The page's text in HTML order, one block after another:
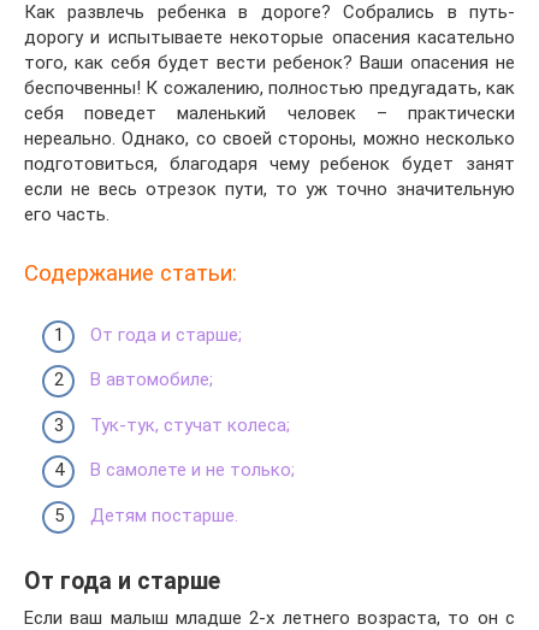
Как развлечь ребенка в дороге? Собрались в путь-
дорогу и испытываете некоторые опасения касательно
того, как себя будет вести ребенок? Ваши опасения не
беспочвенны! К сожалению, полностью предугадать, как
себя поведет маленький человек – практически
нереально. Однако, со своей стороны, можно несколько
подготовиться, благодаря чему ребенок будет занят
если не весь отрезок пути, то уж точно значительную
его часть.
Содержание статьи:
От года и старше;
В автомобиле;
Тук-тук, стучат колеса;
В самолете и не только;
Детям постарше.
От года и старше
Если ваш малыш младше 2-х летнего возраста, то он с